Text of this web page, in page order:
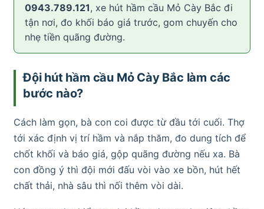
0943.789.121, xe hút hầm cầu Mỏ Cày Bắc đi
tận nơi, đo khối báo giá trước, gom chuyến cho
nhẹ tiền quãng đường.
Đội hút hầm cầu Mỏ Cày Bắc làm các
bước nào?
Cách làm gọn, bà con coi được từ đầu tới cuối. Thợ
tới xác định vị trí hầm và nắp thăm, đo dung tích để
chốt khối và báo giá, gộp quãng đường nếu xa. Bà
con đồng ý thì đội mới đấu vòi vào xe bồn, hút hết
chất thải, nhà sâu thì nối thêm vòi dài.